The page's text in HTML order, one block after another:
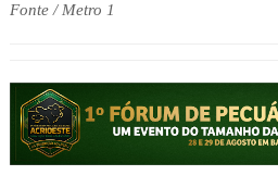
Fonte / Metro 1